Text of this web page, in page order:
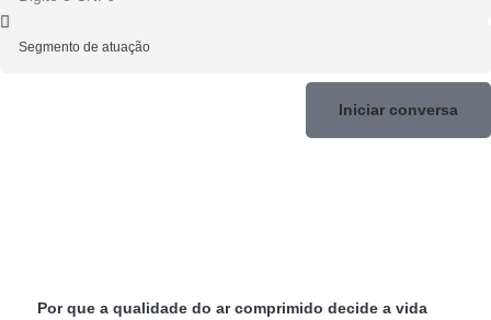
Iniciar conversa
Por que a qualidade do ar comprimido decide a vida